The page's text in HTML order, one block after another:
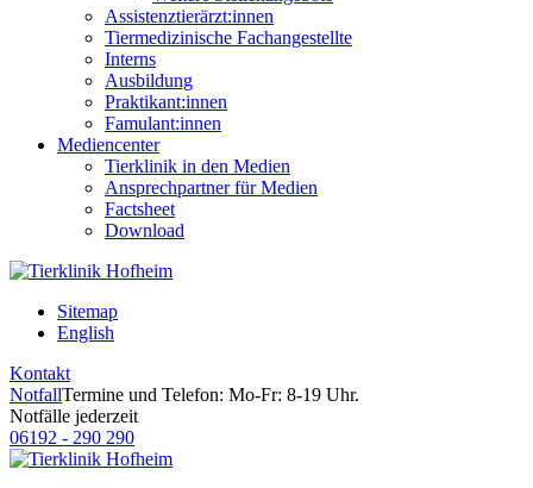
Assistenztierärzt:innen
Tiermedizinische Fachangestellte
Interns
Ausbildung
Praktikant:innen
Famulant:innen
Mediencenter
Tierklinik in den Medien
Ansprechpartner für Medien
Factsheet
Download
Sitemap
English
Kontakt
NotfallTermine und Telefon: Mo-Fr: 8-19 Uhr.
Notfälle jederzeit
06192 - 290 290